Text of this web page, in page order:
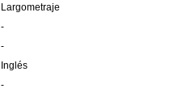
Largometraje
-
-
Inglés
-